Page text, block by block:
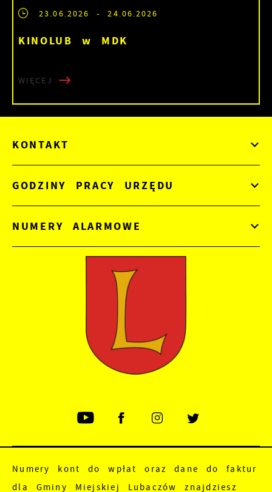
23.06.2026 - 24.06.2026
KINOLUB w MDK
WIĘCEJ
KONTAKT
GODZINY PRACY URZĘDU
NUMERY ALARMOWE
Numery kont do wpłat oraz dane do faktur
dla Gminy Miejskiej Lubaczów znajdziesz